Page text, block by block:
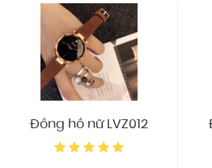
Đồng hồ nữ LVZ012